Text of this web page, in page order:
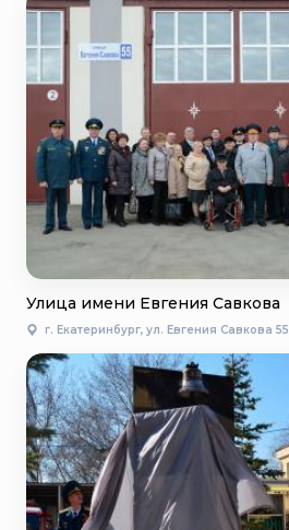
Улица имени Евгения Савкова
г. Екатеринбург, ул. Евгения Савкова 55